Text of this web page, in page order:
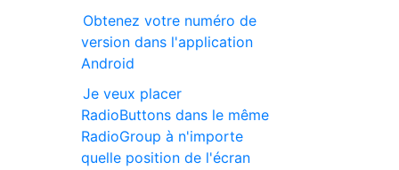
Obtenez votre numéro de
version dans l'application
Android
Je veux placer
RadioButtons dans le même
RadioGroup à n'importe
quelle position de l'écran